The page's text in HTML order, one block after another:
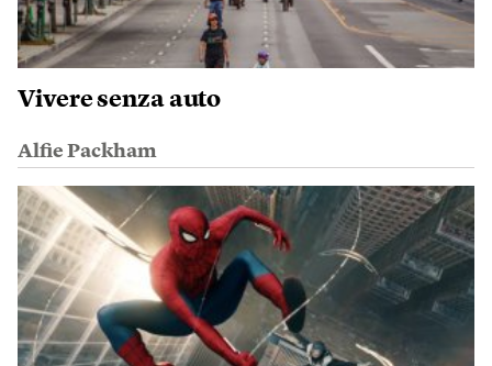
Vivere senza auto
Alfie Packham